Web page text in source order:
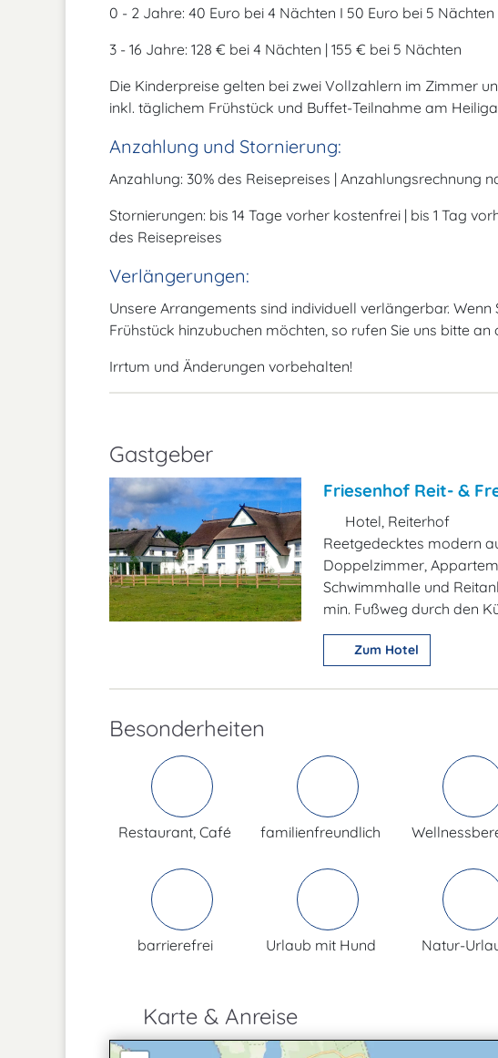
0 - 2 Jahre: 40 Euro bei 4 Nächten I 50 Euro bei 5 Nächten
3 - 16 Jahre: 128 € bei 4 Nächten | 155 € bei 5 Nächten
Die Kinderpreise gelten bei zwei Vollzahlern im Zimmer
inkl. täglichem Frühstück und Buffet-Teilnahme am
Anzahlung und Stornierung:
Anzahlung: 30% des Reisepreises | Anzahlungsrechnung
Stornierungen: bis 14 Tage vorher kostenfrei | bis 1 Tag
des Reisepreises
Verlängerungen:
Unsere Arrangements sind individuell verlängerbar.
Frühstück hinzubuchen möchten, so rufen Sie uns bitte an
Irrtum und Änderungen vorbehalten!
Gastgeber
Friesenhof Reit- &
Hotel, Reiterhof
Reetgedecktes modern
Doppelzimmer,
Schwimmhalle und
min. Fußweg durch den
Zum Hotel
Besonderheiten
Restaurant, Café familienfreundlich
barrierefrei Urlaub mit Hund Natur-
Karte & Anreise